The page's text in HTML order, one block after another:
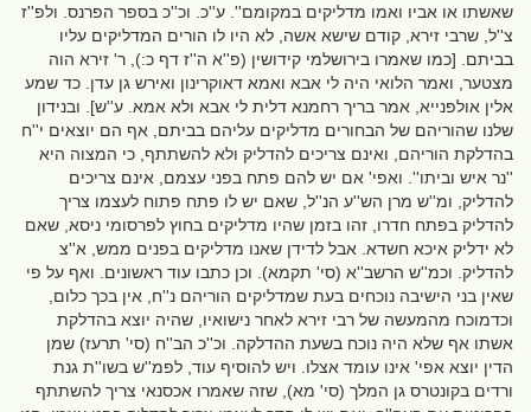
שאשתו או אביו ואמו מדליקים במקומם''. ע''כ. וכ''כ בספר הפרנס. ולפ''ז
צ''ל, שרבי זירא, קודם שישא אשה, לא היו לו הורים המדליקים עליו
בביתם. [כמו שאמרו בירושלמי קידושין (פ''א ה''ז דף כ:), ר' זירא הוה
מצטער, ואמר הלואי היה לי אבא ואמא דאוקרינון ואירש גן עדן. כד שמע
אלין אולפנייא, אמר בריך רחמנא דלית לי אבא ולא אמא. ע''ש]. ובנידון
שלנו שהוריהם של הבחורים מדליקים עליהם בביתם, אף הם יוצאים י''ח
בהדלקת הוריהם, ואינם צריכים להדליק ולא להשתתף, כי המצוה היא
''נר איש וביתו''. ואפי' אם יש להם פתח בפני עצמם, אינם צריכים
להדליק, ומ''ש מרן הש''ע הנ''ל, שאם יש לו פתח פתוח לעצמו צריך
להדליק בפתח חדרו, זהו בזמן שהיו מדליקים בחוץ לפרסומי ניסא, שאם
לא ידליק איכא חשדא. אבל לדידן שאנו מדליקים בפנים ממש, א''צ
להדליק. וכמ''ש הרשב''א (סי' תקמא). וכן כתבו עוד ראשונים. ואף על פי
שאין בני הישיבה נוכחים בעת שמדליקים הוריהם נ''ח, אין בכך כלום,
וכדמוכח מהמעשה של רבי זירא לאחר נישואיו, שהיה יוצא בהדלקת
אשתו אף שלא היה נוכח בשעת ההדלקה. וכ''כ הב''ח (סי' תרעז) שמן
הדין יוצא אפי' אינו עומד אצלו. ויש להוסיף עוד, לפמ''ש בשו''ת גנת
ורדים בקונטרס גן המלך (סי' מא), שזה שאמרו אכסנאי צריך להשתתף